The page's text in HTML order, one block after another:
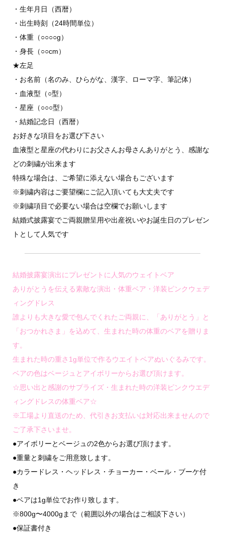
・生年月日（西暦）
・出生時刻（24時間単位）
・体重（○○○○g）
・身長（○○cm）
★左足
・お名前（名のみ、ひらがな、漢字、ローマ字、筆記体）
・血液型（○型）
・星座（○○○型）
・結婚記念日（西暦）
お好きな項目をお選び下さい
血液型と星座の代わりにお父さんお母さんありがとう、感謝な
どの刺繍が出来ます
特殊な場合は、ご希望に添えない場合もございます
※刺繍内容はご要望欄にご記入頂いても大丈夫です
※刺繍項目で必要ない場合は空欄でお願いします
結婚式披露宴でご両親贈呈用や出産祝いやお誕生日のプレゼン
トとして人気です
結婚披露宴演出にプレゼントに人気のウェイトベア
ありがとうを伝える素敵な演出・体重ベア・洋装ピンクウェデ
ィングドレス
誰よりも大きな愛で包んでくれたご両親に、「ありがとう」と
「おつかれさま」を込めて、生まれた時の体重のベアを贈りま
す。
生まれた時の重さ1g単位で作るウエイトベアぬいぐるみです。
ベアの色はベージュとアイボリーからお選び頂けます。
☆思い出と感謝のサプライズ・生まれた時の洋装ピンクウエデ
ィングドレスの体重ベア☆
※工場より直送のため、代引きお支払いは対応出来ませんので
ご了承下さいませ。
●アイボリーとベージュの2色からお選び頂けます。
●重量と刺繍をご用意致します。
●カラードレス・ヘッドレス・チョーカー・ベール・ブーケ付
き
●ベアは1g単位でお作り致します。
※800g〜4000gまで（範囲以外の場合はご相談下さい）
●保証書付き